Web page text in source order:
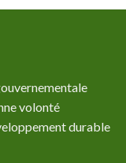
volonté
durable